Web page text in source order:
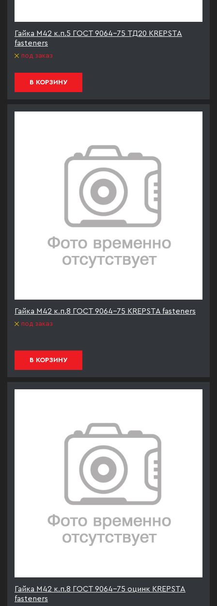
Гайка М42 к.п.5 ГОСТ 9064-75 ТД20 KREPSTA
fasteners
под заказ
В КОРЗИНУ
Гайка М42 к.п.8 ГОСТ 9064-75 KREPSTA fasteners
под заказ
В КОРЗИНУ
Гайка М42 к.п.8 ГОСТ 9064-75 оцинк KREPSTA
fasteners